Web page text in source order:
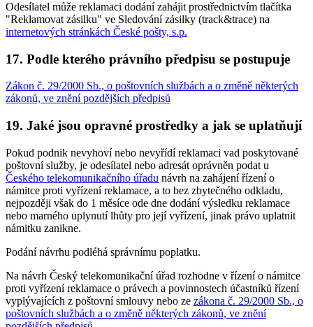
Odesílatel může reklamaci dodání zahájit prostřednictvím tlačítka
"Reklamovat zásilku" ve Sledování zásilky (track&trace) na
internetových stránkách České pošty, s.p.
17. Podle kterého právního předpisu se postupuje
Zákon č. 29/2000 Sb., o poštovních službách a o změně některých
zákonů, ve znění pozdějších předpisů
19. Jaké jsou opravné prostředky a jak se uplatňují
Pokud podnik nevyhoví nebo nevyřídí reklamaci vad poskytované
poštovní služby, je odesílatel nebo adresát oprávněn podat u
Českého telekomunikačního úřadu návrh na zahájení řízení o
námitce proti vyřízení reklamace, a to bez zbytečného odkladu,
nejpozději však do 1 měsíce ode dne dodání výsledku reklamace
nebo marného uplynutí lhůty pro její vyřízení, jinak právo uplatnit
námitku zanikne.
Podání návrhu podléhá správnímu poplatku.
Na návrh Český telekomunikační úřad rozhodne v řízení o námitce
proti vyřízení reklamace o právech a povinnostech účastníků řízení
vyplývajících z poštovní smlouvy nebo ze zákona č. 29/2000 Sb., o
poštovních službách a o změně některých zákonů, ve znění